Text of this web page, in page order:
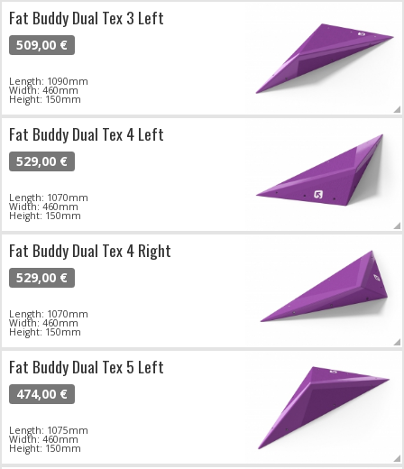
Fat Buddy Dual Tex 3 Left
509,00 €
Length: 1090mm
Width: 460mm
Height: 150mm
Fat Buddy Dual Tex 4 Left
529,00 €
Length: 1070mm
Width: 460mm
Height: 150mm
Fat Buddy Dual Tex 4 Right
529,00 €
Length: 1070mm
Width: 460mm
Height: 150mm
Fat Buddy Dual Tex 5 Left
474,00 €
Length: 1075mm
Width: 460mm
Height: 150mm